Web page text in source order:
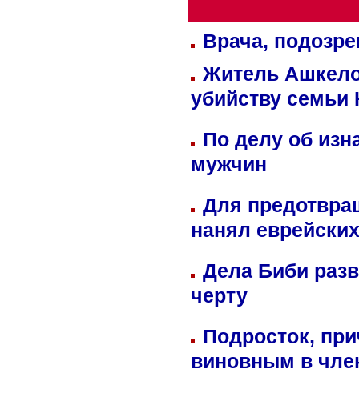
Врача,
Житель
убийству семьи
По делу об
мужчин
Для
нанял
Дела Биби
черту
Подросток,
виновным в